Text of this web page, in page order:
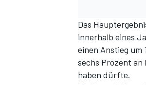
Das
innerhalb eines
einen Anstieg um
sechs Prozent
haben dürfte.